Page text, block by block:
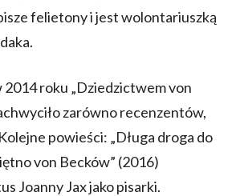
felietony i jest wolontariuszką
2014 roku „Dziedzictwem von
zarówno recenzentów,
powieści: „Długa droga do
von Becków” (2016)
Joanny Jax jako pisarki.